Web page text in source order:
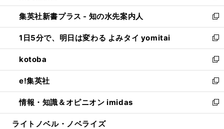
開
く
ン
ド
ウ
で
開
く
ウ
ィ
ン
ド
ウ
で
開
く
し
い
ウ
ィ
ン
ド
ウ
で
開
く
集英社新書プラス - 知の水先案内人
新
し
い
ウ
ィ
ン
ド
ウ
で
開
1日5分で、明日は変わる よみタイ yomitai
新
し
い
ウ
ィ
ン
ド
ウ
kotoba
新
し
い
ウ
ィ
ン
e!集英社
新
し
い
ウ
情報・知識＆オピニオン imidas
新
し
ライトノベル・ノベライズ